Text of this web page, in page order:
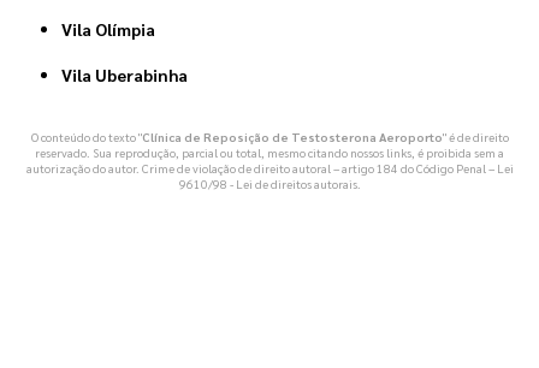
Vila Olímpia
Vila Uberabinha
O conteúdo do texto "Clínica de Reposição de Testosterona Aeroporto" é de direito
reservado. Sua reprodução, parcial ou total, mesmo citando nossos links, é proibida sem a
autorização do autor. Crime de violação de direito autoral – artigo 184 do Código Penal – Lei
9610/98 - Lei de direitos autorais.